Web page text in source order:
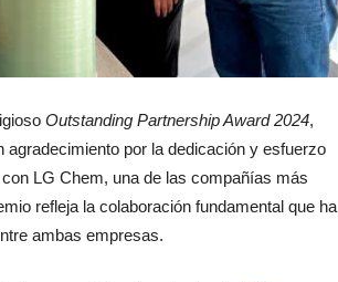
Outstanding Partnership Award 2024,
por la dedicación y esfuerzo
LG Chem, una de las compañías más
refleja la colaboración fundamental que ha
ambas empresas.